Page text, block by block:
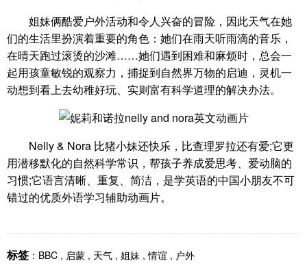
姐妹俩酷爱户外活动和令人兴奋的冒险，因此天气在她
们的生活里扮演着重要的角色：她们在雨天听雨滴的音乐，
在晴天跑过滚烫的沙滩……她们遇到困难和麻烦时，总会一
起用孩童敏锐的观察力，捕捉到自然界万物的启迪，灵机一
动想到看上去幼稚好玩、实则富有科学道理的解决办法。
Nelly & Nora 比猪小妹还快乐，比查理罗拉还有爱;它更
用潜移默化的自然科学常识，帮孩子养成爱思考、爱动脑的
习惯;它语言清晰、重复、简洁，是学英语的中国小朋友不可
错过的优质外语学习辅助动画片。
标签 ： BBC , 启蒙 , 天气 , 姐妹 ,情谊 , 户外